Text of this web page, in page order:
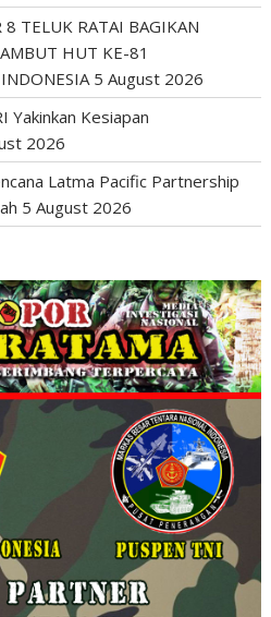
8 TELUK RATAI BAGIKAN
HUT KE-81
5 August 2026
Yakinkan Kesiapan
2026
Latma Pacific Partnership
5 August 2026